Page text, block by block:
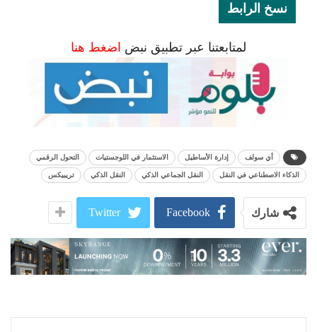
نسخ الرابط
لمتابعتنا عبر تطبيق نبض اضغط هنا
أي سولف إدارة الأساطيل الاستثمار في اللوجستيات التحول الرقمي
الذكاء الاصطناعي في النقل النقل الجماعي الذكي النقل الذكي تريبيكس
شارك Facebook
Twitter